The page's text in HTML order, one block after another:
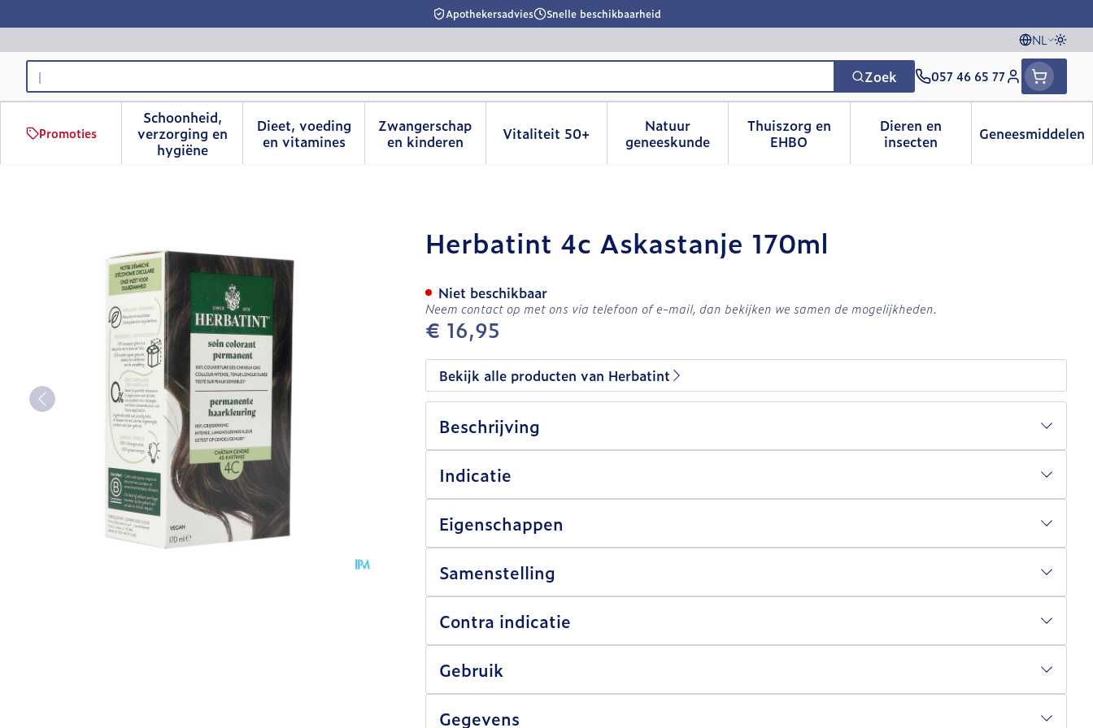
Apothekersadvies Snelle beschikbaarheid
NL
Talen
Product, merk, categorie...
Zoek 057 46 65 77
Klant menu
Promoties
Schoonheid,
verzorging en
hygiëne
Toon submenu voor Schoonheid, verzorging en hygiëne categorie
Dieet, voeding
en vitaminesToon submenu voor Dieet, voeding en vitamines categorie
Zwangerschap
en kinderenToon submenu voor Zwangerschap en kinderen categorie
Vitaliteit 50+Toon submenu voor Vitaliteit 50+ categorie
Natuur
geneeskundeToon submenu voor Natuur geneeskunde categorie
Thuiszorg en
EHBOToon submenu voor Thuiszorg en EHBO
Dieren en
insectenToon submenu voor Dieren
Geneesmiddelen
Toon
Herbatint 4c Askastanje 170mlHerbatint 4c Askastanje 170ml
€ 16,95
Niet beschikbaar
Neem contact op met ons via telefoon of e-mail, dan bekijken we samen de mogelijkheden.
Bekijk alle producten van Herbatint
Beschrijving
Indicatie
Eigenschappen
Samenstelling
Contra indicatie
Gebruik
Gegevens